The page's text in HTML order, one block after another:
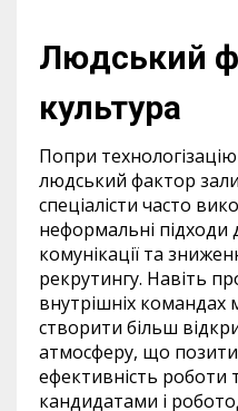
Людський
культура
Попри
людський фактор
спеціалісти часто
неформальні
комунікації та
рекрутингу. Навіть
внутрішніх
створити більш
атмосферу, що
ефективність роботи
кандидатами і